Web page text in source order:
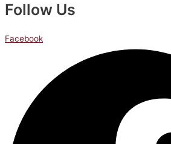
Follow Us
Facebook